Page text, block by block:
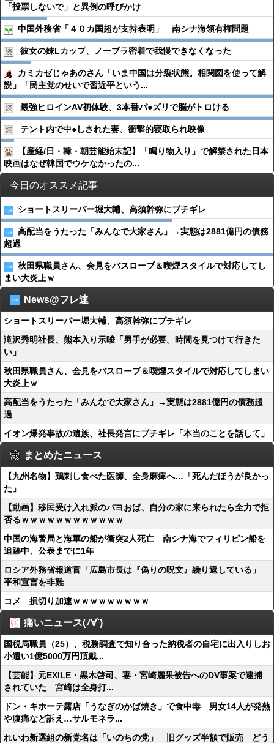
「投票しないで」と異例の呼びかけ
中国外務省「４０カ国超が支持表明」 南シナ海領有権問題
彼女の妹Lカップ、ノーブラ密着で我慢できなくなった
カミカゼじゃあのさん「いま中国は分裂状態。相関図を使って解
説」「民主党のせいで習近平という...
最強ヒロインAV初体験、3本番パ●︎ズリで脳がトロける
テント内で中●︎しされた妻、衝撃的寝取られ映像
【産経/日・韓・朝芸能始末記】「鳴り物入り」で解禁された日本
映画はなぜ韓国でウケなかったの...
今日のオススメ記事
ショートスリーパー堀大輔、高須幹弥にブチギレ
高配当をうたった「みんなで大家さん」→実態は2881億円の債務
超過
秋田県職員さん、会見をバスローブ＆喫煙スタイルで対応してし
まい大炎上ｗ
News@フレ速
ショートスリーパー堀大輔、高須幹弥にブチギレ
滝沢秀明社長、熊本入り示唆「男手が必要。時間を見つけて行きた
い」
秋田県職員さん、会見をバスローブ＆喫煙スタイルで対応してしまい
大炎上ｗ
高配当をうたった「みんなで大家さん」→実態は2881億円の債務超
過
イオン爆発事故の遺族、社長発言にブチギレ「本当のことを話して」
まとめたニュース
【九州名物】鶏刺し食べた医師、全身麻痺へ…「死んだほうが良かっ
た」
【動画】移民受け入れ派のパヨおば、自分の家に来られたら全力で拒
否るｗｗｗｗｗｗｗｗｗｗｗｗ
中国の海警局と海軍の船が衝突2人死亡 南シナ海でフィリピン船を
追跡中、公表までに1年
ロシア外務省報道官「広島市長は『偽りの呪文』繰り返している」
平和宣言を非難
コメ 損切り加速ｗｗｗｗｗｗｗｗｗ
痛いニュース(ﾉ∀`)
国税局職員（25）、税務調査で知り合った納税者の自宅に出入りしお
小遣い1億5000万円頂戴...
【芸能】元EXILE・黒木啓司、妻・宮崎麗果被告へのDV事案で逮捕
されていた 宮崎は全身打...
ドン・キホーテ露店「うなぎのかば焼き」で食中毒 男女14人が発熱
や腹痛など訴え…サルモネラ...
れいわ新選組の新党名は「いのちの党」 旧グッズ半額で販売 どう